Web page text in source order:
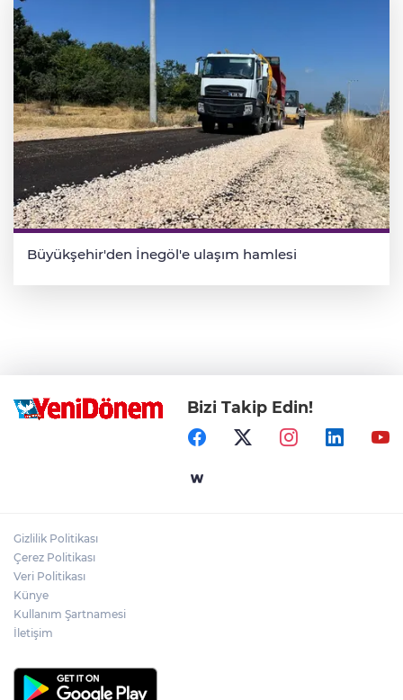
Büyükşehir'den İnegöl'e ulaşım hamlesi
Bizi Takip Edin!
Gizlilik Politikası
Çerez Politikası
Veri Politikası
Künye
Kullanım Şartnamesi
İletişim